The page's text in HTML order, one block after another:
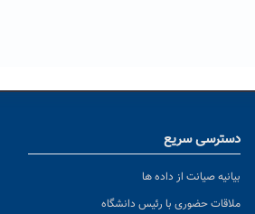
دسترسی سریع
بیانیه صیانت از داده ها
ملاقات حضوری با رئیس دانشگاه